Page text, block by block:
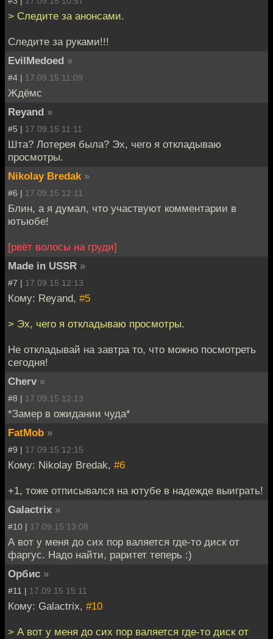
> Следите за анонсами.
Следите за руками!!!
EvilMedoed »
#4 | 17.09.15 11:09
Ждёмс
Reyand »
#5 | 17.09.15 11:11
Шта? Лотерея была? Эх, чего я откладываю
просмотры.
Nikolay Bredak »
#6 | 17.09.15 12:11
Блин, а я думал, что участвуют комментарии в
ютьюбе!
[рвёт волосы на груди]
Made in USSR »
#7 | 17.09.15 12:13
Кому: Reyand, #5
> Эх, чего я откладываю просмотры.
Не откладывай на завтра то, что можно посмотреть
сегодня!
Cherv »
#8 | 17.09.15 12:13
*Замер в ожидании чуда*
FatMob »
#9 | 17.09.15 12:15
Кому: Nikolay Bredak, #6
+1, тоже отписывался на ютубе в надежде выиграть!
Galactrix »
#10 | 17.09.15 13:08
А вот у меня до сих пор валяется где-то диск от
фаргус. Надо найти, раритет теперь :)
Орбис »
#11 | 17.09.15 15:11
Кому: Galactrix, #10
> А вот у меня до сих пор валяется где-то диск от